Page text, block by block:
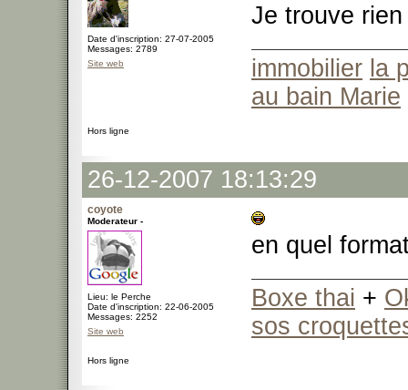
Date d'inscription: 27-07-2005
Messages: 2789
Site web
Je trouve
immobilier la
au bain Marie
Hors ligne
26-12-2007 18:13:29
coyote
Moderateur -
Lieu: le Perche
Date d'inscription: 22-06-2005
Messages: 2252
Site web
en quel
Boxe thai +
sos
Hors ligne